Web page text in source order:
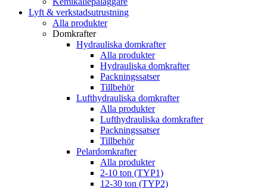
Lyft & verkstadsutrustning
Alla produkter
Domkrafter
Hydrauliska domkrafter
Alla produkter
Hydrauliska domkrafter
Packningssatser
Tillbehör
Lufthydrauliska domkrafter
Alla produkter
Lufthydrauliska domkrafter
Packningssatser
Tillbehör
Pelardomkrafter
Alla produkter
2-10 ton (TYP1)
12-30 ton (TYP2)